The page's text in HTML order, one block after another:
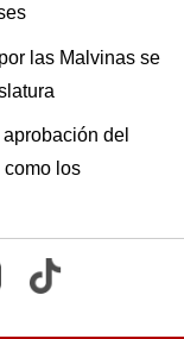
las Malvinas se
del
como los